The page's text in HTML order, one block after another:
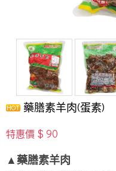
藥膳素羊肉(蛋素)
特惠價 $ 90
▲藥膳素羊肉